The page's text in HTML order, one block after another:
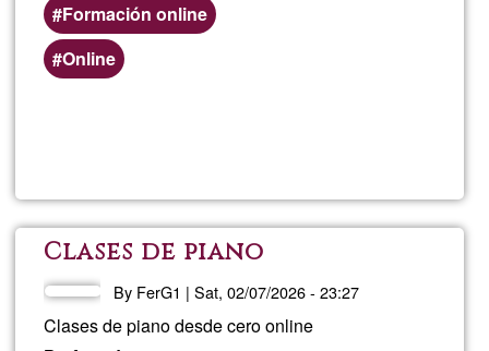
Formación online
Online
e-
Clases de piano
By FerG1 |Sat, 02/07/2026 - 23:27
Clases de piano desde cero online